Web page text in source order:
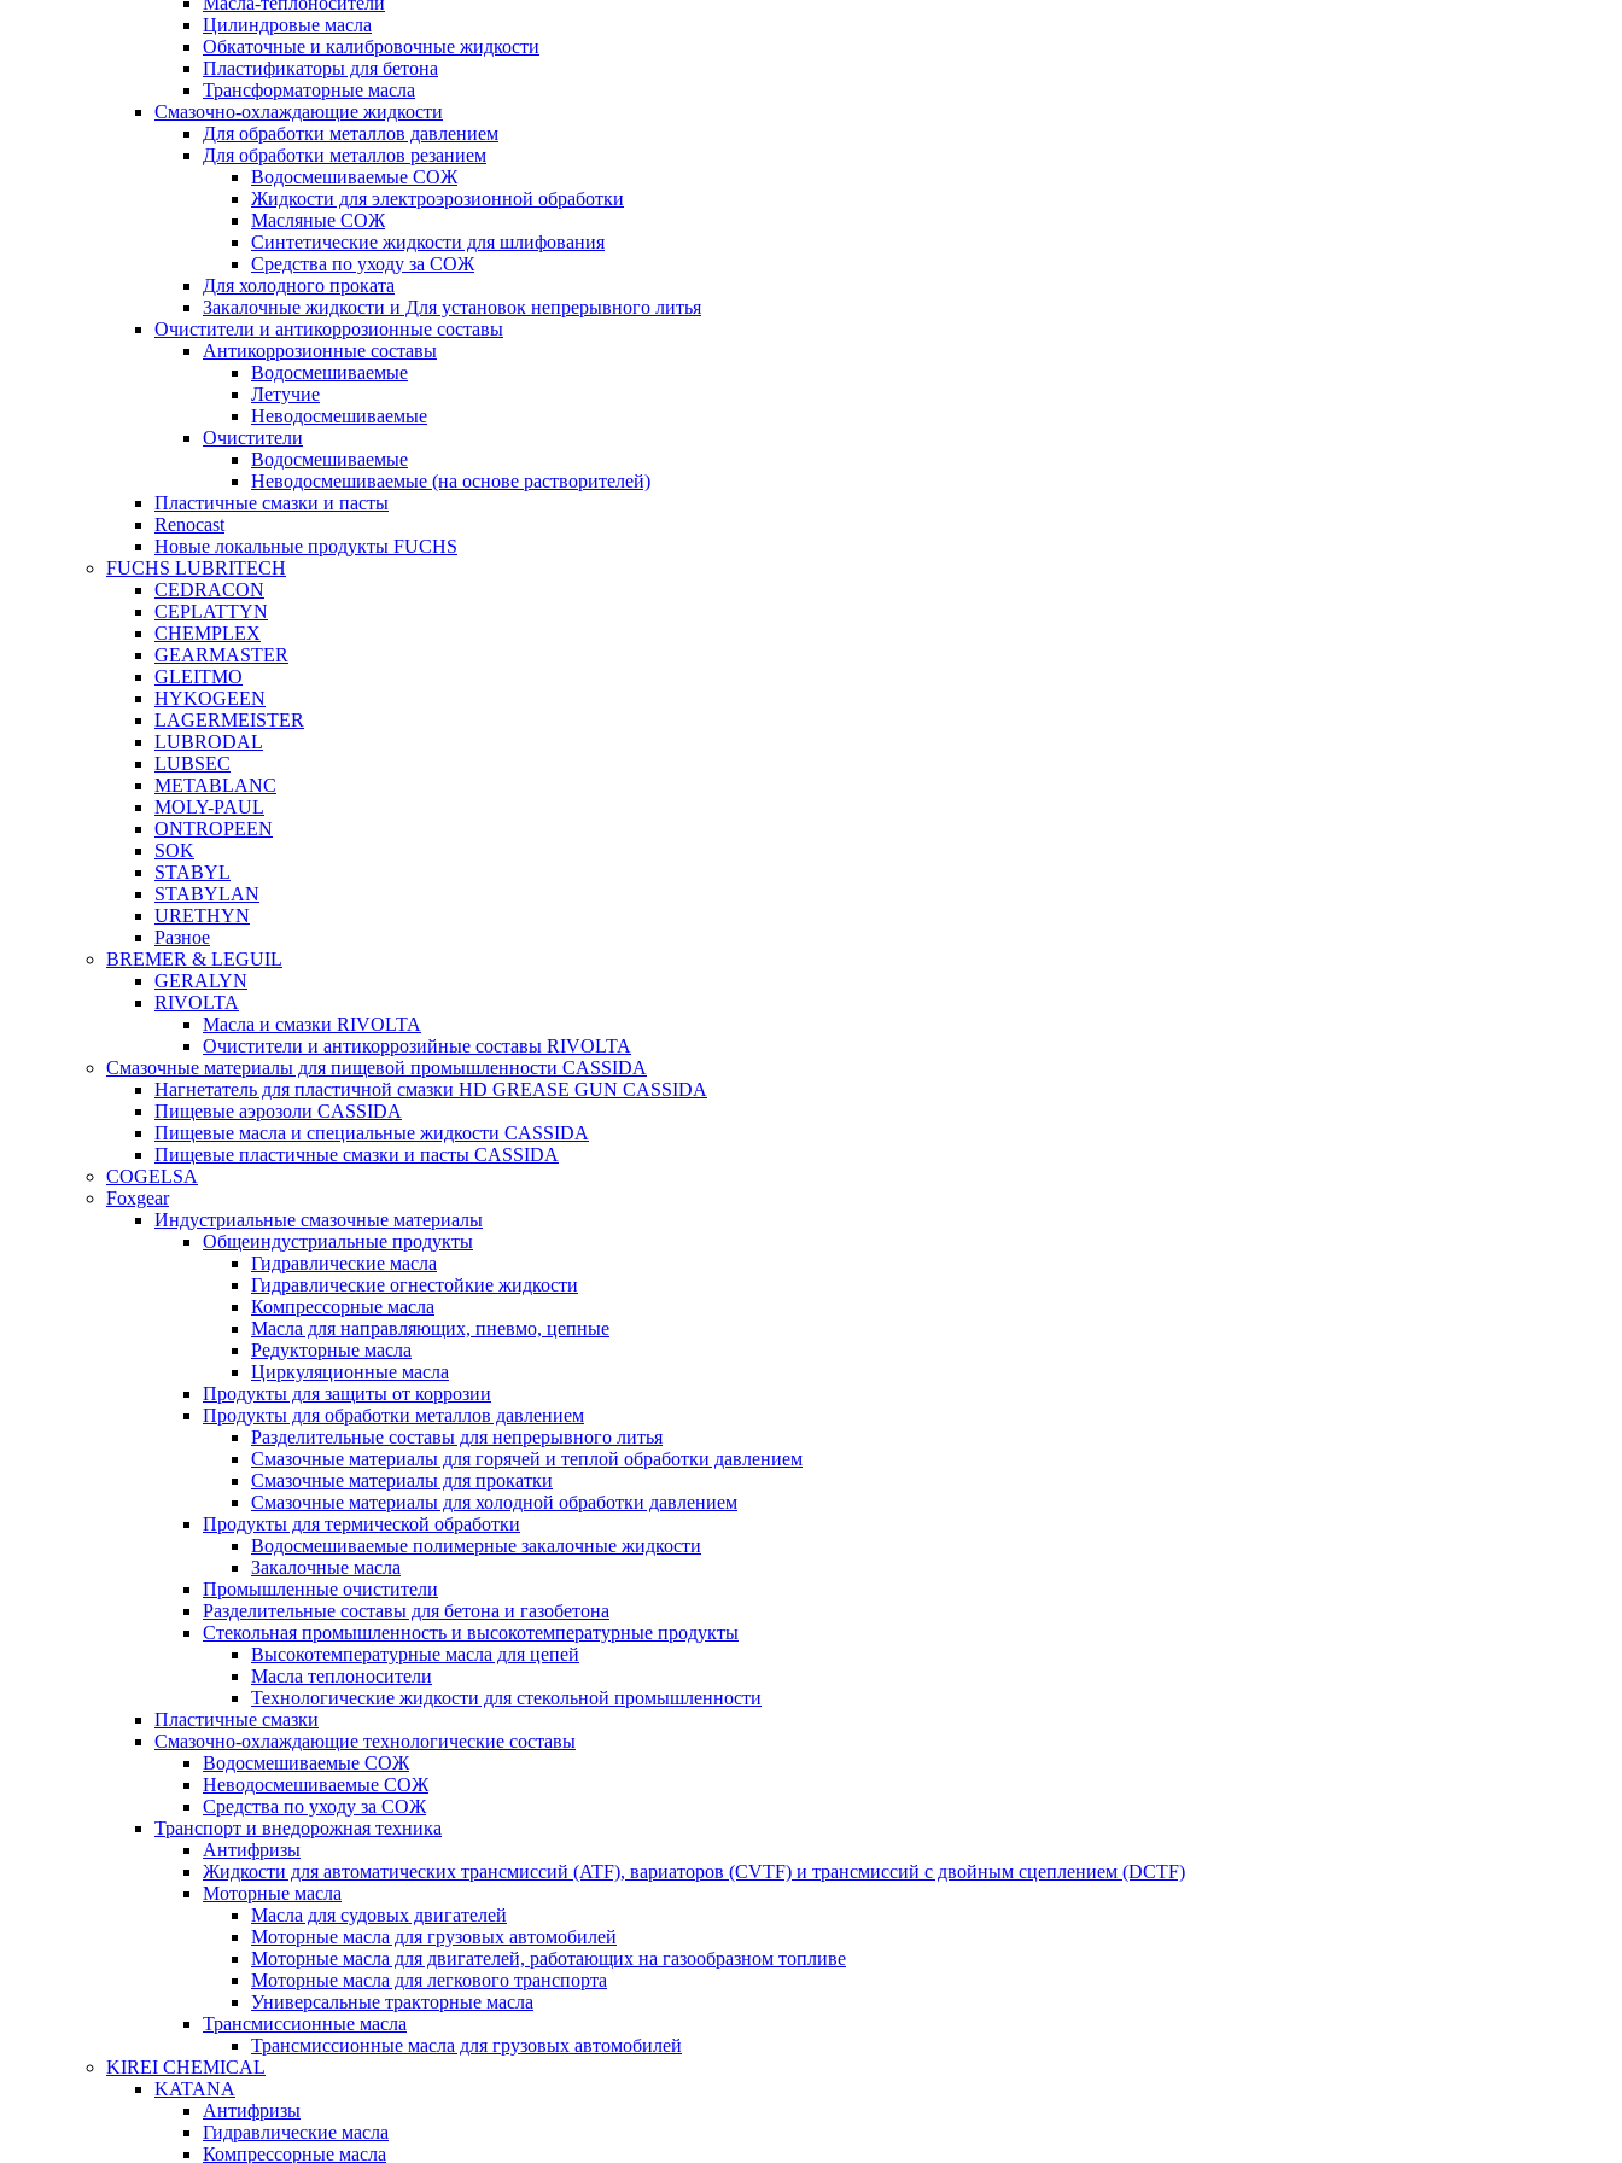
Цилиндровые масла
Обкаточные и калибровочные жидкости
Пластификаторы для бетона
Трансформаторные масла
Смазочно-охлаждающие жидкости
Для обработки металлов давлением
Для обработки металлов резанием
Водосмешиваемые СОЖ
Жидкости для электроэрозионной обработки
Масляные СОЖ
Синтетические жидкости для шлифования
Средства по уходу за СОЖ
Для холодного проката
Закалочные жидкости и Для установок непрерывного литья
Очистители и антикоррозионные составы
Антикоррозионные составы
Водосмешиваемые
Летучие
Неводосмешиваемые
Очистители
Водосмешиваемые
Неводосмешиваемые (на основе растворителей)
Пластичные смазки и пасты
Renocast
Новые локальные продукты FUCHS
FUCHS LUBRITECH
CEDRACON
CEPLATTYN
CHEMPLEX
GEARMASTER
GLEITMO
HYKOGEEN
LAGERMEISTER
LUBRODAL
LUBSEC
METABLANC
MOLY-PAUL
ONTROPEEN
SOK
STABYL
STABYLAN
URETHYN
Разное
BREMER & LEGUIL
GERALYN
RIVOLTA
Масла и смазки RIVOLTA
Очистители и антикоррозийные составы RIVOLTA
Смазочные материалы для пищевой промышленности CASSIDA
Нагнетатель для пластичной смазки HD GREASE GUN CASSIDA
Пищевые аэрозоли CASSIDA
Пищевые масла и специальные жидкости CASSIDA
Пищевые пластичные смазки и пасты CASSIDA
COGELSA
Foxgear
Индустриальные смазочные материалы
Общеиндустриальные продукты
Гидравлические масла
Гидравлические огнестойкие жидкости
Компрессорные масла
Масла для направляющих, пневмо, цепные
Редукторные масла
Циркуляционные масла
Продукты для защиты от коррозии
Продукты для обработки металлов давлением
Разделительные составы для непрерывного литья
Смазочные материалы для горячей и теплой обработки давлением
Смазочные материалы для прокатки
Смазочные материалы для холодной обработки давлением
Продукты для термической обработки
Водосмешиваемые полимерные закалочные жидкости
Закалочные масла
Промышленные очистители
Разделительные составы для бетона и газобетона
Стекольная промышленность и высокотемпературные продукты
Высокотемпературные масла для цепей
Масла теплоносители
Технологические жидкости для стекольной промышленности
Пластичные смазки
Смазочно-охлаждающие технологические составы
Водосмешиваемые СОЖ
Неводосмешиваемые СОЖ
Средства по уходу за СОЖ
Транспорт и внедорожная техника
Антифризы
Жидкости для автоматических трансмиссий (ATF), вариаторов (CVTF) и трансмиссий с двойным сцеплением (DCTF)
Моторные масла
Масла для судовых двигателей
Моторные масла для грузовых автомобилей
Моторные масла для двигателей, работающих на газообразном топливе
Моторные масла для легкового транспорта
Универсальные тракторные масла
Трансмиссионные масла
Трансмиссионные масла для грузовых автомобилей
KIREI CHEMICAL
KATANA
Антифризы
Гидравлические масла
Компрессорные масла